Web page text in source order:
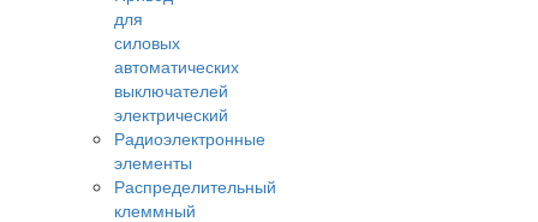
для
силовых
автоматических
выключателей
электрический
Радиоэлектронные
элементы
Распределительный
клеммный